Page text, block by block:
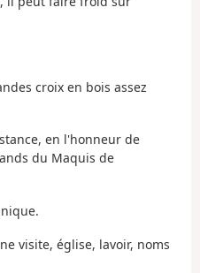
croix en bois assez
en l'honneur de
du Maquis de
visite, église, lavoir, noms